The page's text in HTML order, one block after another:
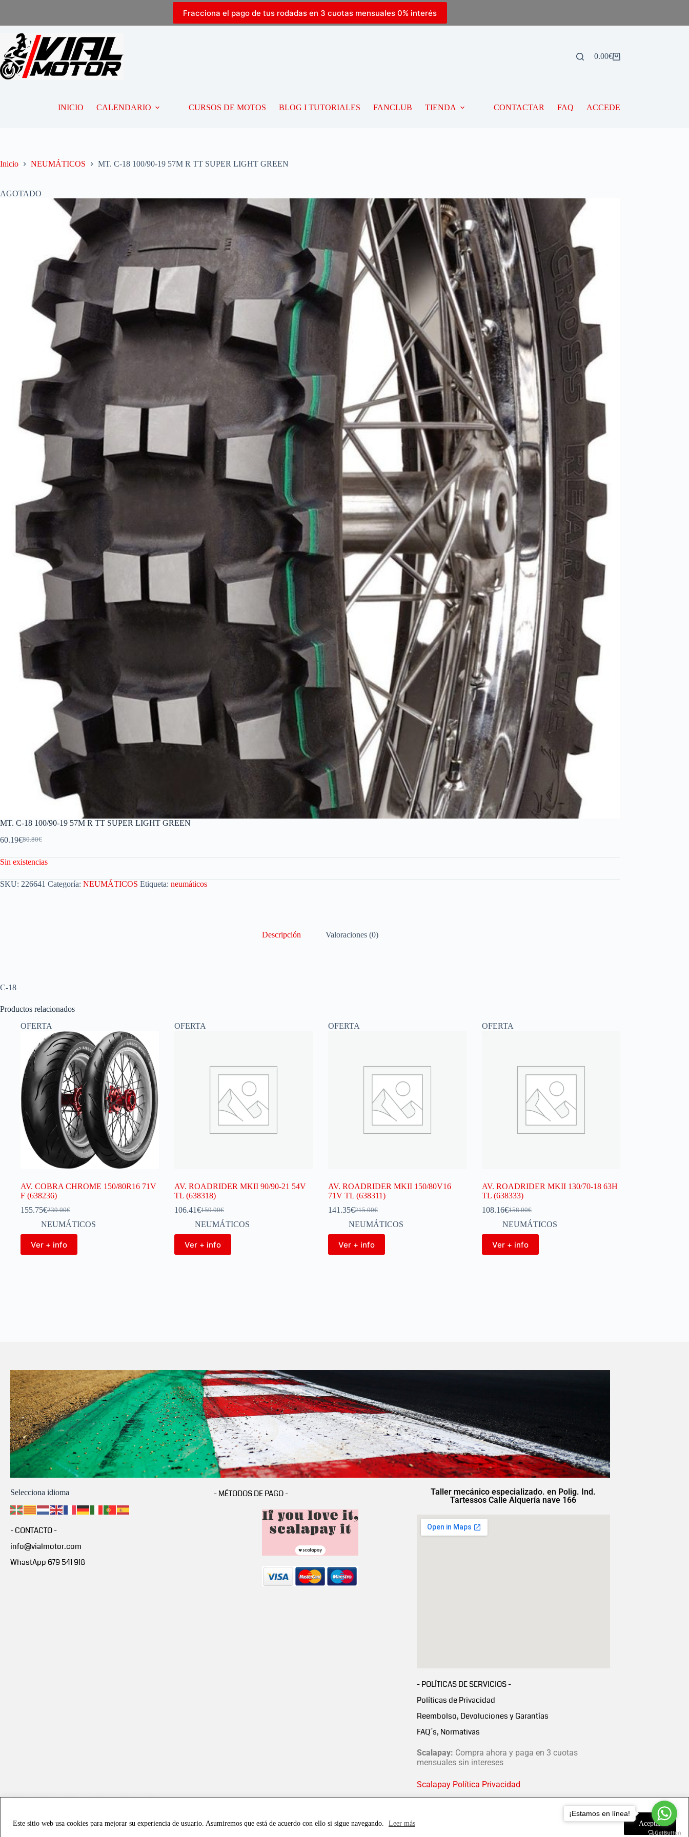
Este sitio web usa cookies para mejorar su experiencia de usuario. Asumiremos que está de acuerdo con ello si sigue navegando. Leer más Aceptar
Fracciona el pago de tus rodadas en 3 cuotas mensuales 0% interés
0.00€
INICIO CALENDARIO CURSOS DE MOTOS BLOG I TUTORIALES FANCLUB TIENDA CONTACTAR FAQ ACCEDE
Inicio NEUMÁTICOS MT. C-18 100/90-19 57M R TT SUPER LIGHT GREEN
AGOTADO
MT. C-18 100/90-19 57M R TT SUPER LIGHT GREEN
80.80€
60.19€
Sin existencias
SKU: 226641 Categoría: NEUMÁTICOS Etiqueta: neumáticos
Descripción Valoraciones (0)
C-18
Productos relacionados
OFERTA
AV. COBRA CHROME 150/80R16 71V
F (638236)
239.00€
155.75€
NEUMÁTICOS
Ver + info
OFERTA
AV. ROADRIDER MKII 90/90-21 54V
TL (638318)
159.00€
106.41€
NEUMÁTICOS
Ver + info
OFERTA
AV. ROADRIDER MKII 150/80V16
71V TL (638311)
215.00€
141.35€
NEUMÁTICOS
Ver + info
OFERTA
AV. ROADRIDER MKII 130/70-18 63H
TL (638333)
158.00€
108.16€
NEUMÁTICOS
Ver + info
Selecciona idioma
- CONTACTO -
info@vialmotor.com
WhastApp 679 541 918
- MÉTODOS DE PAGO -
Taller mecánico especializado. en Polig. Ind.
Tartessos Calle Alquería nave 166
- POLÍTICAS DE SERVICIOS -
Políticas de Privacidad
Reembolso, Devoluciones y Garantías
FAQ´s, Normativas
Scalapay: Compra ahora y paga en 3 cuotas
mensuales sin intereses
Scalapay Política Privacidad
¡Estamos en línea!